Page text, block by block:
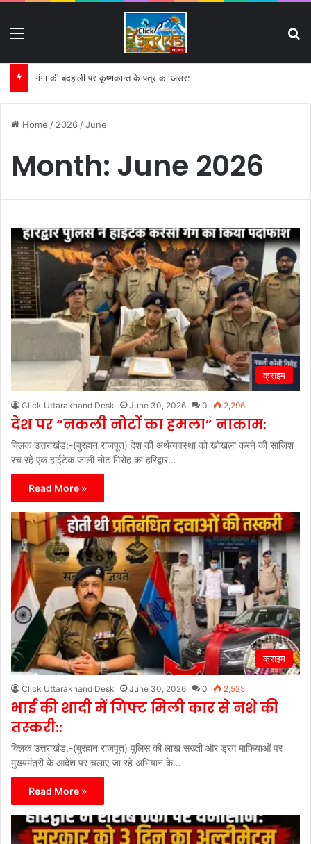
गंगा की बदहाली पर कृष्णकान्त के पत्र का असर:
Home / 2026 /June
Month: June 2026
क्राइम
Click Uttarakhand Desk June 30, 2026 0 2,296
देश पर “नकली नोटों का हमला” नाकाम:
क्लिक उत्तराखंड:-(बुरहान राजपूत) देश की अर्थव्यवस्था को खोखला करने की साजिश
रच रहे एक हाईटेक जाली नोट गिरोह का हरिद्वार…
Read More »
क्राइम
Click Uttarakhand Desk June 30, 2026 0 2,525
भाई की शादी में गिफ्ट मिली कार से नशे की
तस्करी::
क्लिक उत्तराखंड:-(बुरहान राजपूत) पुलिस की लाख सख्ती और ड्रग माफियाओं पर
मुख्यमंत्री के आदेश पर चलाए जा रहे अभियान के…
Read More »